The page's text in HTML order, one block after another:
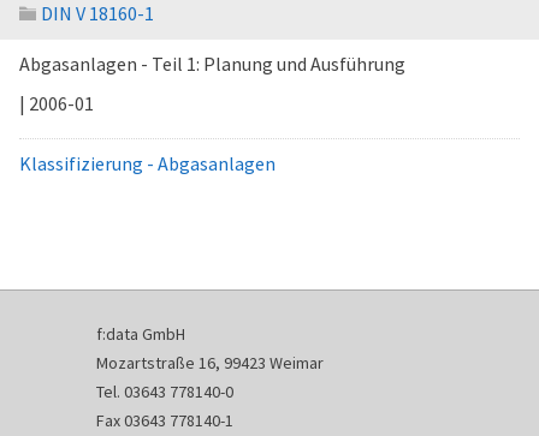
DIN V 18160-1
Abgasanlagen - Teil 1: Planung und Ausführung
| 2006-01
Klassifizierung - Abgasanlagen
f:data GmbH
Mozartstraße 16, 99423 Weimar
Tel. 03643 778140-0
Fax 03643 778140-1